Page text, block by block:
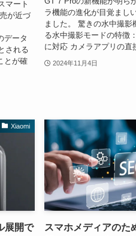
マート
が近づ
データ
される
とが確
ラ機能の進化が目覚まし
ました。 驚きの水中撮
る水中撮影モードの特徴
に対応 カメラアプリの直
2024年11月4日
Xiaomi
展開で
スマホメディアのた